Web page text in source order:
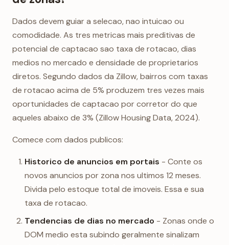
Dados devem guiar a selecao, nao intuicao ou
comodidade. As tres metricas mais preditivas de
potencial de captacao sao taxa de rotacao, dias
medios no mercado e densidade de proprietarios
diretos. Segundo dados da Zillow, bairros com taxas
de rotacao acima de 5% produzem tres vezes mais
oportunidades de captacao por corretor do que
aqueles abaixo de 3% (Zillow Housing Data, 2024).
Comece com dados publicos:
Historico de anuncios em portais - Conte os
novos anuncios por zona nos ultimos 12 meses.
Divida pelo estoque total de imoveis. Essa e sua
taxa de rotacao.
Tendencias de dias no mercado - Zonas onde o
DOM medio esta subindo geralmente sinalizam